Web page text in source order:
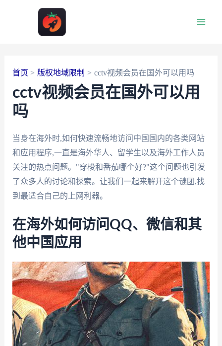
首页 版权地域限制 cctv视频会员在国外可以用吗
cctv视频会员在国外可以用
吗
当身在海外时,如何快速流畅地访问中国国内的各类网站
和应用程序,一直是海外华人、留学生以及海外工作人员
关注的热点问题。"穿梭和番茄哪个好?"这个问题也引发
了众多人的讨论和探索。让我们一起来解开这个谜团,找
到最适合自己的上网利器。
在海外如何访问QQ、微信和其
他中国应用